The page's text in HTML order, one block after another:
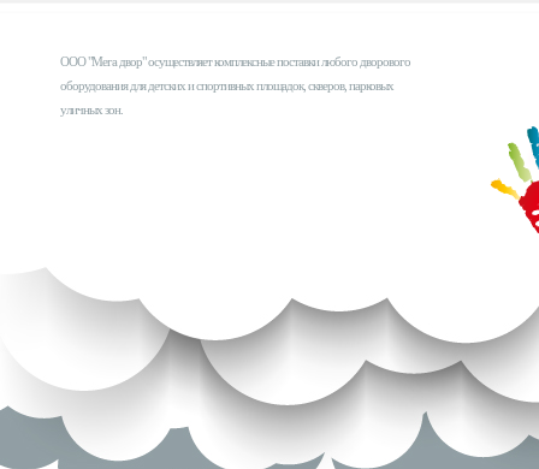
ООО "Мега двор" осуществляет комплексные поставки любого дворового
оборудования для детских и спортивных площадок, скверов, парковых
уличных зон.